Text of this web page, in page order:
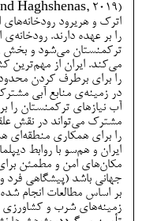
(Shirzadi and Haghshenas, 2019).
اترک و هریرود
را بر عهده دارند.
ترکمنستان می‌شود و بخش
می‌کند. ایران از مهم‌ترین
را برای برطرف کردن
در زمینه‌ی منابع آبی
آب نیازهای ترکمنستان را
مشترک می‌تواند در نقش
را برای همکاری منطقه‌ای
ایران و هم‌سو با روابط
مکان‌های امن و مطمئن برای
جهانی باشد (پیشگاهی فرد و
بر اساس مطالعات انجام
زمینه‌های شرب و کشاورزی